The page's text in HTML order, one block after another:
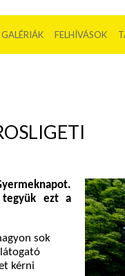
GALÉRIÁK FELHÍVÁSOK
tegyük ezt a
sok
kérni